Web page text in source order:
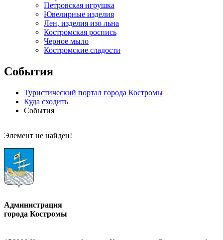
Петровская игрушка
Ювелирные изделия
Лен, изделия изо льна
Костромская роспись
Черное мыло
Костромские сладости
События
Туристический портал города Костромы
Куда сходить
События
Элемент не найден!
Администрация
города Костромы